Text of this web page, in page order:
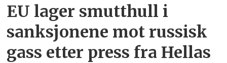
EU lager smutthull i
sanksjonene mot russisk
gass etter press fra Hellas